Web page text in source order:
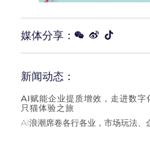
媒体分享：
新闻动态：
AI赋能企业提质增效，走进数
只猫体验之旅
AI浪潮席卷各行各业，市场玩法、